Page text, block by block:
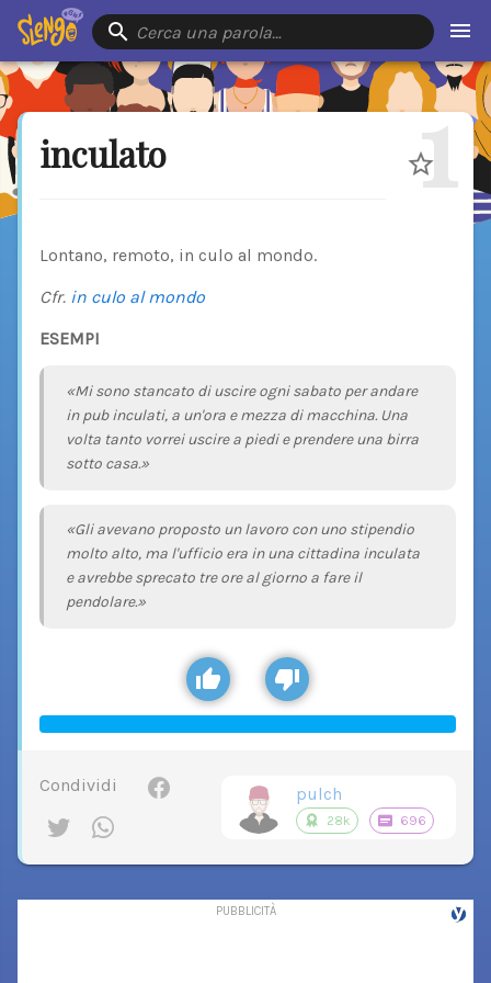
Cerca una parola…
inculato 1
Lontano, remoto, in culo al mondo.
Cfr. in culo al mondo
ESEMPI
«Mi sono stancato di uscire ogni sabato per andare
in pub inculati, a un'ora e mezza di macchina. Una
volta tanto vorrei uscire a piedi e prendere una birra
sotto casa.»
«Gli avevano proposto un lavoro con uno stipendio
molto alto, ma l'ufficio era in una cittadina inculata
e avrebbe sprecato tre ore al giorno a fare il
pendolare.»
Condividi pulch
28k 696